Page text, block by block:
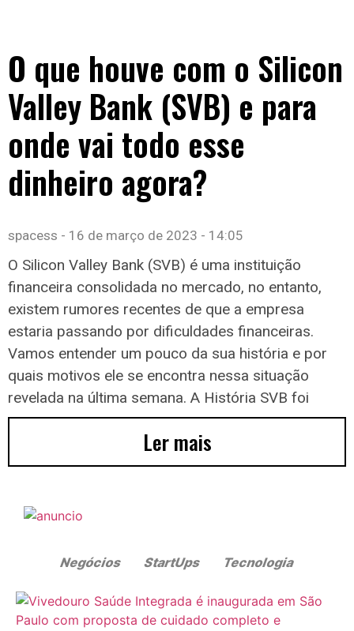
O que houve com o Silicon
Valley Bank (SVB) e para
onde vai todo esse
dinheiro agora?
spacess 16 de março de 2023 14:05
O Silicon Valley Bank (SVB) é uma instituição
financeira consolidada no mercado, no entanto,
existem rumores recentes de que a empresa
estaria passando por dificuldades financeiras.
Vamos entender um pouco da sua história e por
quais motivos ele se encontra nessa situação
revelada na última semana. A História SVB foi
Ler mais